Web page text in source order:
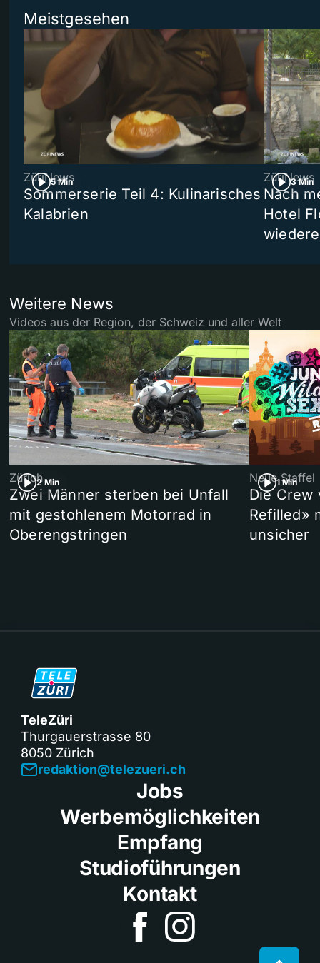
Meistgesehen
5 Min
ZüriNews
Sommerserie Teil 4: Kulinarisches
Kalabrien
3 Min
ZüriNews
Nach
Hotel
Weitere News
Videos aus der Region, der Schweiz und aller Welt
2 Min
Zürich
Zwei Männer sterben bei Unfall
mit gestohlenem Motorrad in
Oberengstringen
1 Min
Neue Staffel
Die Crew
Refilled»
unsicher
TeleZüri
Thurgauerstrasse 80
8050 Zürich
redaktion@telezueri.ch
Jobs
Werbemöglichkeiten
Empfang
Studioführungen
Kontakt